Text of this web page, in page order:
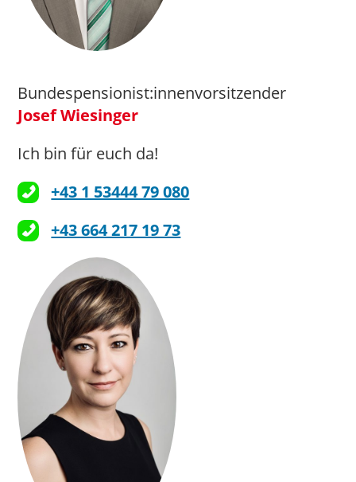
Bundespensionist:innenvorsitzender
Josef Wiesinger
Ich bin für euch da!
+43 1 53444 79 080
+43 664 217 19 73